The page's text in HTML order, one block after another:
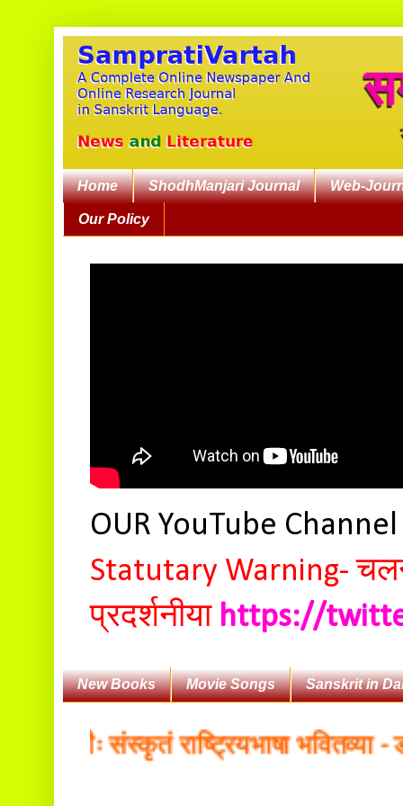
Home ShodhManjari Journal Web-
Our Policy
OUR YouTube
Statutary Warning-
प्रदर्शनीया https://
New Books Movie Songs Sanskrit in
संस्कृतं राष्ट्रियभाषा भवितव्या - डॉ.